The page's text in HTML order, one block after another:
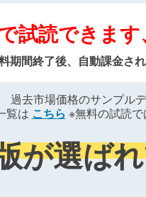
試読できま
期間終了後、自動課金さ
過去市場価格のサンプル
覧は こちら ※無料の試読
が選ば